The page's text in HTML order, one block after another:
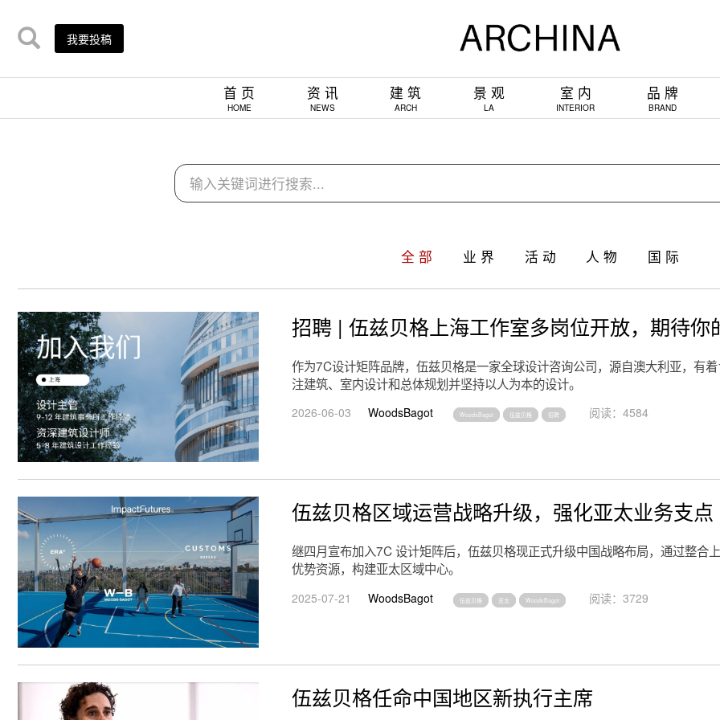
我要投稿
首 页
HOME
资 讯
NEWS
建 筑
ARCH
景 观
LA
室 内
INTERIOR
品 牌
BRAND
全 部 业 界 活 动 人 物 国 际
招聘 | 伍兹贝格上海工作室多岗位开放，期待你
作为7C设计矩阵品牌，伍兹贝格是一家全球设计咨询公司，源自澳大利亚，有
注建筑、室内设计和总体规划并坚持以人为本的设计。
2026-06-03 WoodsBagot WoodsBagot 伍兹贝格 招聘 阅读：4584
伍兹贝格区域运营战略升级，强化亚太业务支点
继四月宣布加入7C 设计矩阵后，伍兹贝格现正式升级中国战略布局，通过整合
优势资源，构建亚太区域中心。
2025-07-21 WoodsBagot 伍兹贝格 亚太 WoodsBagot 阅读：3729
伍兹贝格任命中国地区新执行主席